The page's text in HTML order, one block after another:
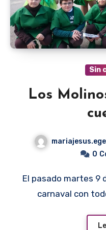
Sin
Los
0
El pasado martes 9 de febrero, celebramos el
carnaval con